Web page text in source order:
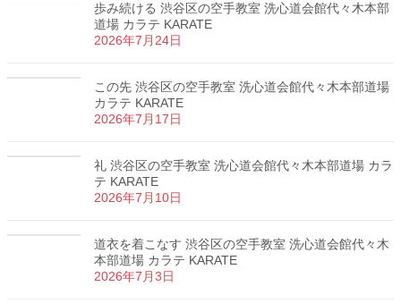
歩み続ける 渋谷区の空手教室 洗心道会館代々木本部
道場 カラテ KARATE
2026年7月24日
この先 渋谷区の空手教室 洗心道会館代々木本部道場
カラテ KARATE
2026年7月17日
礼 渋谷区の空手教室 洗心道会館代々木本部道場 カラ
テ KARATE
2026年7月10日
道衣を着こなす 渋谷区の空手教室 洗心道会館代々木
本部道場 カラテ KARATE
2026年7月3日